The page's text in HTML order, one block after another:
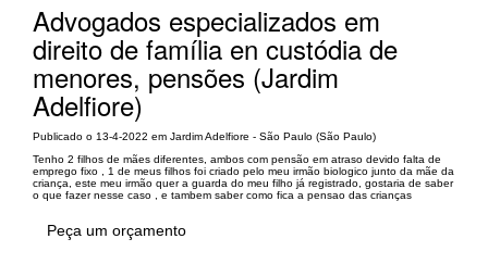
Advogados especializados em
direito de família en custódia de
menores, pensões (Jardim
Adelfiore)
Publicado o 13-4-2022 em Jardim Adelfiore - São Paulo (São Paulo)
Tenho 2 filhos de mães diferentes, ambos com pensão em atraso devido falta de
emprego fixo , 1 de meus filhos foi criado pelo meu irmão biologico junto da mãe da
criança, este meu irmão quer a guarda do meu filho já registrado, gostaria de saber
o que fazer nesse caso , e tambem saber como fica a pensao das crianças
Peça um orçamento